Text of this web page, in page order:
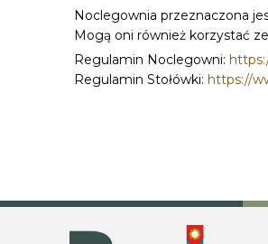
Noclegownia przeznaczona
Mogą oni również korzystać
Regulamin Noclegowni:
Regulamin Stołówki: https://